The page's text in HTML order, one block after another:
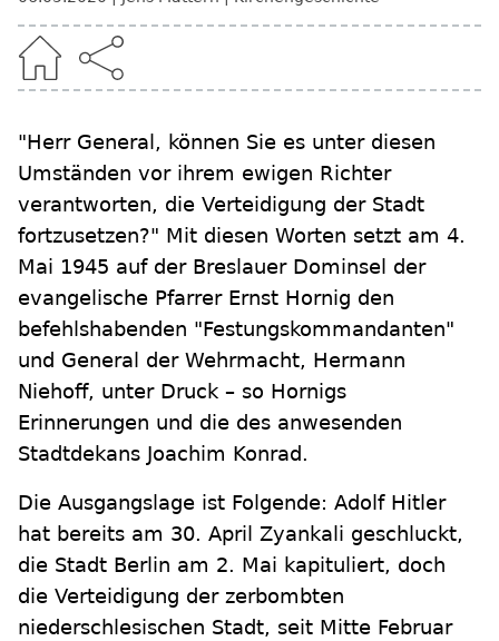
"Herr General, können Sie es unter diesen
Umständen vor ihrem ewigen Richter
verantworten, die Verteidigung der Stadt
fortzusetzen?" Mit diesen Worten setzt am 4.
Mai 1945 auf der Breslauer Dominsel der
evangelische Pfarrer Ernst Hornig den
befehlshabenden "Festungskommandanten"
und General der Wehrmacht, Hermann
Niehoff, unter Druck – so Hornigs
Erinnerungen und die des anwesenden
Stadtdekans Joachim Konrad.
Die Ausgangslage ist Folgende: Adolf Hitler
hat bereits am 30. April Zyankali geschluckt,
die Stadt Berlin am 2. Mai kapituliert, doch
die Verteidigung der zerbombten
niederschlesischen Stadt, seit Mitte Februar